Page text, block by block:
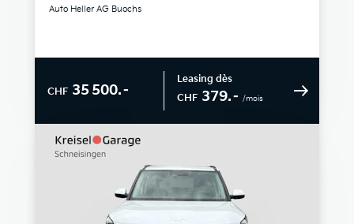
Auto Heller AG Buochs
CHF 35 500.–
Leasing dès
CHF 379.– /mois